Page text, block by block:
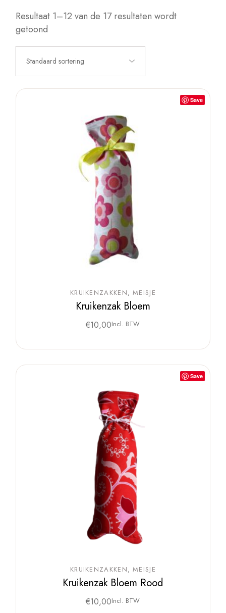
Resultaat 1–12 van de 17 resultaten wordt
getoond
Standaard sortering
Save
KRUIKENZAKKEN MEISJE
Kruikenzak Bloem
€10,00Incl. BTW
Save
KRUIKENZAKKEN MEISJE
Kruikenzak Bloem Rood
€10,00Incl. BTW